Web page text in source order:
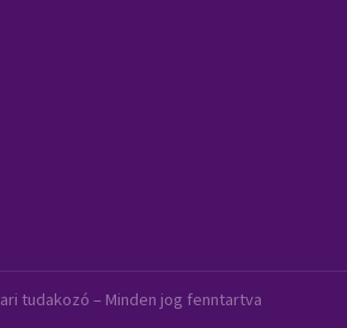
tudakozó – Minden jog fenntartva